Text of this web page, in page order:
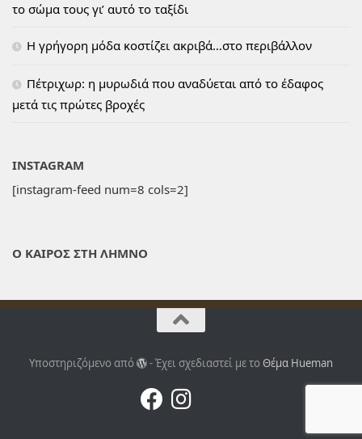
το σώμα τους γι’ αυτό το ταξίδι
H γρήγορη μόδα κοστίζει ακριβά…στο περιβάλλον
Πέτριχωρ: η μυρωδιά που αναδύεται από το έδαφος
μετά τις πρώτες βροχές
INSTAGRAM
[instagram-feed num=8 cols=2]
Ο ΚΑΙΡΟΣ ΣΤΗ ΛΗΜΝΟ
Υποστηριζόμενο από - Έχει σχεδιαστεί με το Θέμα Ηueman